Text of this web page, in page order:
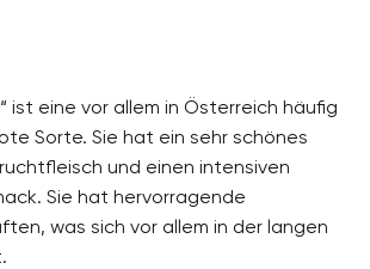
ist eine vor allem in Österreich häufig
Sorte. Sie hat ein sehr schönes
und einen intensiven
Sie hat hervorragende
was sich vor allem in der langen